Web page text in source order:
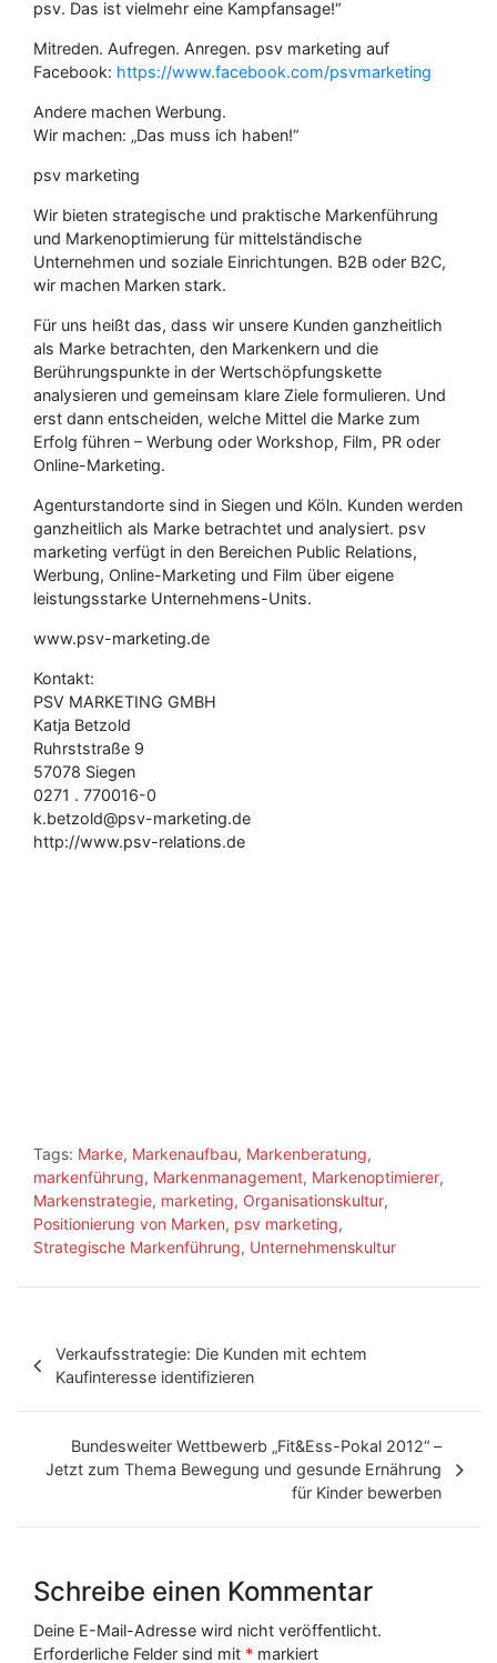
psv. Das ist vielmehr eine Kampfansage!“
Mitreden. Aufregen. Anregen. psv marketing auf
Facebook: https://www.facebook.com/psvmarketing
Andere machen Werbung.
Wir machen: „Das muss ich haben!“
psv marketing
Wir bieten strategische und praktische Markenführung
und Markenoptimierung für mittelständische
Unternehmen und soziale Einrichtungen. B2B oder B2C,
wir machen Marken stark.
Für uns heißt das, dass wir unsere Kunden ganzheitlich
als Marke betrachten, den Markenkern und die
Berührungspunkte in der Wertschöpfungskette
analysieren und gemeinsam klare Ziele formulieren. Und
erst dann entscheiden, welche Mittel die Marke zum
Erfolg führen – Werbung oder Workshop, Film, PR oder
Online-Marketing.
Agenturstandorte sind in Siegen und Köln. Kunden werden
ganzheitlich als Marke betrachtet und analysiert. psv
marketing verfügt in den Bereichen Public Relations,
Werbung, Online-Marketing und Film über eigene
leistungsstarke Unternehmens-Units.
www.psv-marketing.de
Kontakt:
PSV MARKETING GMBH
Katja Betzold
Ruhrststraße 9
57078 Siegen
0271 . 770016-0
k.betzold@psv-marketing.de
http://www.psv-relations.de
Tags: Marke, Markenaufbau, Markenberatung,
markenführung, Markenmanagement, Markenoptimierer,
Markenstrategie, marketing, Organisationskultur,
Positionierung von Marken, psv marketing,
Strategische Markenführung, Unternehmenskultur
e
i
a
Verkaufsstrategie: Die Kunden mit echtem
Kaufinteresse identifizieren
Bundesweiter Wettbewerb „Fit&Ess-Pokal 2012“ –
Jetzt zum Thema Bewegung und gesunde Ernährung
für Kinder bewerben
Schreibe einen Kommentar
Deine E-Mail-Adresse wird nicht veröffentlicht.
Erforderliche Felder sind mit * markiert